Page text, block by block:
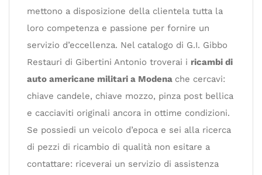
mettono a disposizione della clientela tutta la
loro competenza e passione per fornire un
servizio d’eccellenza. Nel catalogo di G.I. Gibbo
Restauri di Gibertini Antonio troverai i ricambi di
auto americane militari a Modena che cercavi:
chiave candele, chiave mozzo, pinza post bellica
e cacciaviti originali ancora in ottime condizioni.
Se possiedi un veicolo d’epoca e sei alla ricerca
di pezzi di ricambio di qualità non esitare a
contattare: riceverai un servizio di assistenza